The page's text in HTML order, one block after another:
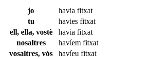
jo havia fitxat
tu
havies fitxat
ell, ella, vostè
havia fitxat
nosaltres
havíem fitxat
vosaltres, vós
havíeu fitxat